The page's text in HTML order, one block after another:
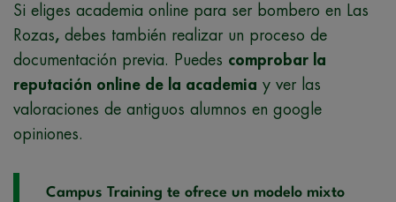
Si eliges academia online para ser bombero en Las
Rozas, debes también realizar un proceso de
documentación previa. Puedes comprobar la
reputación online de la academia y ver las
valoraciones de antiguos alumnos en google
opiniones.
Campus Training te ofrece un modelo mixto